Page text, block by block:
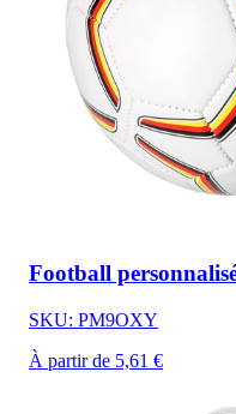
Football
SKU: PM9OXY
À partir de 5,61 €